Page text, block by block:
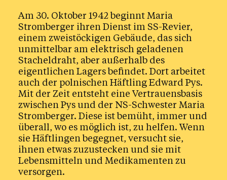
Am 30. Oktober 1942 beginnt Maria
Stromberger ihren Dienst im SS-Revier,
einem zweistöckigen Gebäude, das sich
unmittelbar am elektrisch geladenen
Stacheldraht, aber außerhalb des
eigentlichen Lagers befindet. Dort arbeitet
auch der polnischen Häftling Edward Pys.
Mit der Zeit entsteht eine Vertrauensbasis
zwischen Pys und der NS-Schwester Maria
Stromberger. Diese ist bemüht, immer und
überall, wo es möglich ist, zu helfen. Wenn
sie Häftlingen begegnet, versucht sie,
ihnen etwas zuzustecken und sie mit
Lebensmitteln und Medikamenten zu
versorgen.